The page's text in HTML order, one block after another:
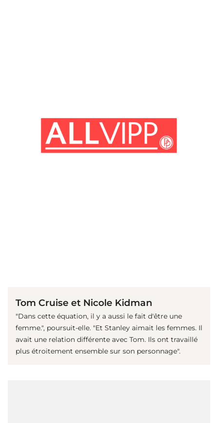
Tom Cruise et Nicole Kidman
"Dans cette équation, il y a aussi le fait d'être une
femme.", poursuit-elle. "Et Stanley aimait les femmes. Il
avait une relation différente avec Tom. Ils ont travaillé
plus étroitement ensemble sur son personnage".